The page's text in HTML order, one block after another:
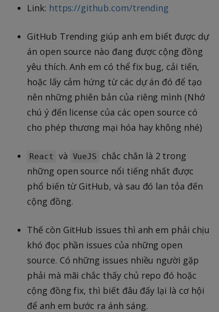
Link: https://github.com/trending
GitHub Trending giúp anh em biết được dự
án open source nào đang được cộng đồng
yêu thích. Anh em có thể fix bug, cải tiến,
hoặc lấy cảm hứng từ các dự án đó để tạo
nên những phiên bản của riêng mình (Nhớ
chú ý đến license của các open source có
cho phép thương mại hóa hay không nhé)
React và VueJS
chắc chắn là 2 trong
những open source nổi tiếng nhất được
phổ biến từ GitHub, và sau đó lan tỏa đến
cộng đồng.
Thế còn GitHub issues thì anh em phải chịu
khó đọc phần issues của những open
source. Có những issues nhiều người gặp
phải mà mãi chắc thấy chủ repo đó hoặc
cộng đồng fix, thì biết đâu đấy lại là cơ hội
để anh em bước ra ánh sáng.